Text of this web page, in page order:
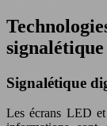
Signalétique
Les écrans LED